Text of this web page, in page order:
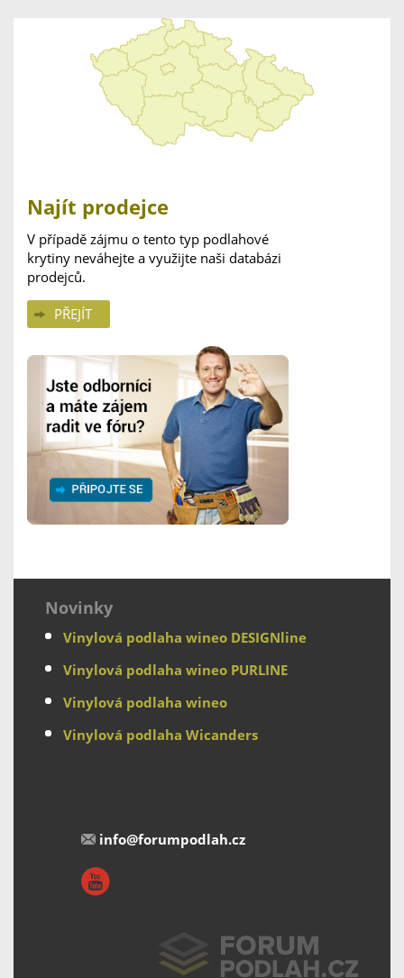
Najít prodejce
V případě zájmu o tento typ podlahové
krytiny neváhejte a využijte naši databázi
prodejců.
PŘEJÍT
Novinky
Vinylová podlaha wineo DESIGNline
Vinylová podlaha wineo PURLINE
Vinylová podlaha wineo
Vinylová podlaha Wicanders
info@forumpodlah.cz